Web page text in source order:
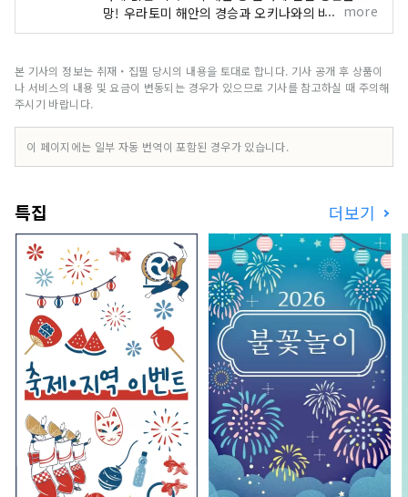
망! 우라토미 해안의 경승과 오키나와의 바다에 끌
리지 않는 투명도 25m, “이와미 블루”라고 불리는
징♪ 유람선은 섬들 사이를 항행하기 때문에, 일본
해의 다이나믹함을 맛볼 수 있는 크루징입니다. 1주
more
본 기사의 정보는 취재・집필 당시의 내용을 토대로 합니다. 기사 공개 후 상품이
나 서비스의 내용 및 요금이 변동되는 경우가 있으므로 기사를 참고하실 때 주의해
주시기 바랍니다.
이 페이지에는 일부 자동 번역이 포함된 경우가 있습니다.
특집 더보기